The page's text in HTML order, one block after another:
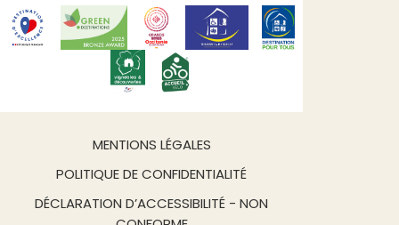
MENTIONS LÉGALES
POLITIQUE DE CONFIDENTIALITÉ
DÉCLARATION D’ACCESSIBILITÉ - NON